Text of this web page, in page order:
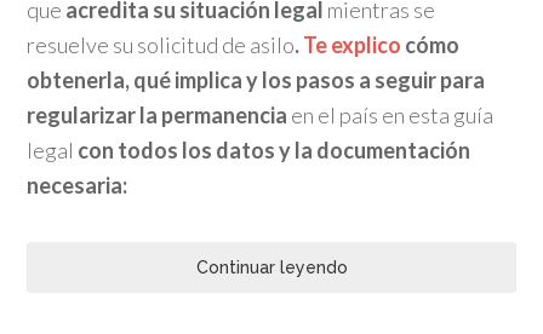
que acredita su situación legal mientras se
resuelve su solicitud de asilo.Te explico cómo
obtenerla, qué implica y los pasos a seguir para
regularizar la permanencia en el país en esta guía
legal con todos los datos y la documentación
necesaria:
Continuar leyendo